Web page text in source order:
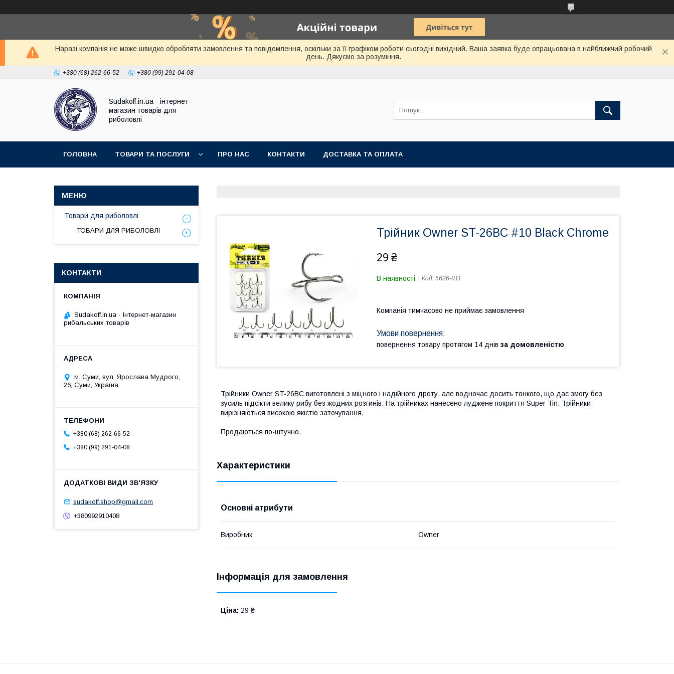
Наразі компанія не може швидко обробляти замовлення та повідомлення, оскільки за її графіком роботи сьогодні вихідний. Ваша заявка буде опрацьована в найближчий робочий
день. Дякуємо за розуміння.
+380 (68) 262-66-52 +380 (99) 291-04-08
Sudakoff.in.ua - інтернет-
магазин товарів для
риболовлі
ГОЛОВНА ТОВАРИ ТА ПОСЛУГИ ПРО НАС КОНТАКТИ ДОСТАВКА ТА ОПЛАТА
Трійник Owner ST-26BC #10 Black Chrome
29 ₴
В наявності Код: 5626-011
Компанія тимчасово не приймає замовлення
повернення товару протягом 14 днів за домовленістю
Трійники Owner ST-26BC виготовлені з міцного і надійного дроту, але водночас досить тонкого, що дає змогу без
зусиль підсікти велику рибу без жодних розгинів. На трійниках нанесено луджене покриття Super Tin. Трійники
вирізняються високою якістю заточування.
Продаються по-штучно.
Характеристики
Основні атрибути
Виробник Owner
Інформація для замовлення
Ціна: 29 ₴
Товари для риболовлі
ТОВАРИ ДЛЯ РИБОЛОВЛІ
КОНТАКТИ
Sudakoff.in.ua - Інтернет-магазин
рибальських товарів
м. Суми, вул. Ярослава Мудрого,
26, Суми, Україна
+380 (68) 262-66-52
+380 (99) 291-04-08
sudakoff.shop@gmail.com
+380992910408